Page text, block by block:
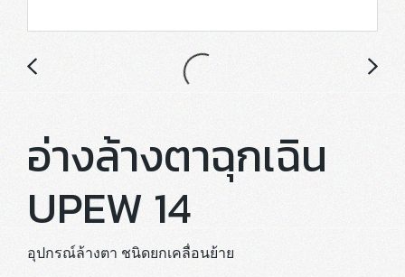
อ่างล้างตาฉุกเฉิน
UPEW 14
อุปกรณ์ล้างตา ชนิดยกเคลื่อนย้าย